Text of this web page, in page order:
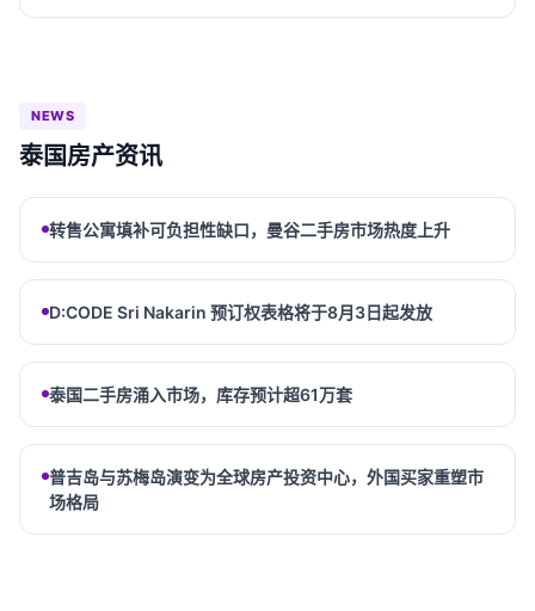
NEWS
泰国房产资讯
转售公寓填补可负担性缺口，曼谷二手房市场热度上升
D:CODE Sri Nakarin 预订权表格将于8月3日起发放
泰国二手房涌入市场，库存预计超61万套
普吉岛与苏梅岛演变为全球房产投资中心，外国买家重塑市
场格局